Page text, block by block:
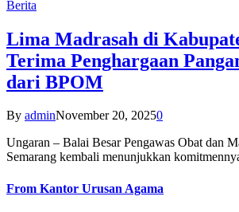
Berita
Lima Madrasah di
Terima Penghargaan
dari BPOM
By adminNovember 20, 20250
Ungaran – Balai Besar Pengawas Obat dan
Semarang kembali menunjukkan
From Kantor Urusan Agama